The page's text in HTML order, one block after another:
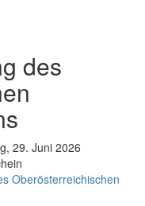
des
29. Juni 2026
Oberösterreichischen